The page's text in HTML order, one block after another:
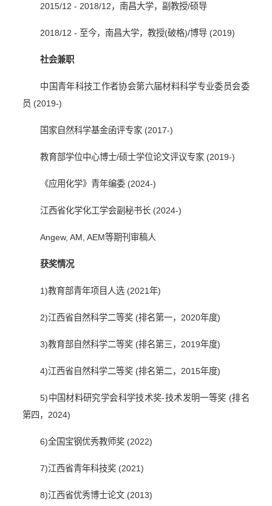
2015/12 - 2018/12，南昌大学，副教授/硕导
2018/12 - 至今，南昌大学，教授(破格)/博导 (2019)
社会兼职
中国青年科技工作者协会第六届材料科学专业委员会委
员 (2019-)
国家自然科学基金函评专家 (2017-)
教育部学位中心博士/硕士学位论文评议专家 (2019-)
《应用化学》青年编委 (2024-)
江西省化学化工学会副秘书长 (2024-)
Angew, AM, AEM等期刊审稿人
获奖情况
1)教育部青年项目人选 (2021年)
2)江西省自然科学二等奖 (排名第一， 2020年度)
3)教育部自然科学二等奖 (排名第三， 2019年度)
4)江西省自然科学二等奖 (排名第二， 2015年度)
5)中国材料研究学会科学技术奖-技术发明一等奖 (排名
第四， 2024)
6)全国宝钢优秀教师奖 (2022)
7)江西省青年科技奖 (2021)
8)江西省优秀博士论文 (2013)